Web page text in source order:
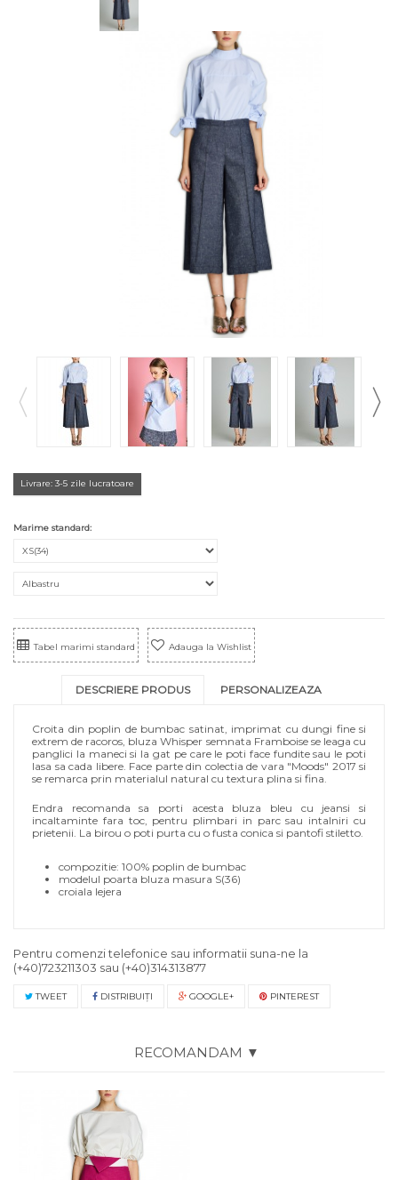
Livrare: 3-5 zile lucratoare
Marime standard:
Tabel marimi standard Adauga la Wishlist
DESCRIERE PRODUS PERSONALIZEAZA
Croita din poplin de bumbac satinat, imprimat cu dungi fine si
extrem de racoros, bluza Whisper semnata Framboise se leaga cu
panglici la maneci si la gat pe care le poti face fundite sau le poti
lasa sa cada libere. Face parte din colectia de vara "Moods" 2017 si
se remarca prin materialul natural cu textura plina si fina.
Endra recomanda sa porti acesta bluza bleu cu jeansi si
incaltaminte fara toc, pentru plimbari in parc sau intalniri cu
prietenii. La birou o poti purta cu o fusta conica si pantofi stiletto.
compozitie: 100% poplin de bumbac
modelul poarta bluza masura S(36)
croiala lejera
Pentru comenzi telefonice sau informatii suna-ne la
(+40)723211303 sau (+40)314313877
TWEET DISTRIBUIŢI GOOGLE+ PINTEREST
RECOMANDAM ▼